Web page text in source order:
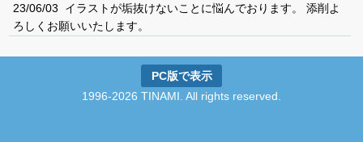
23/06/03 イラストが垢抜けないことに悩んでおります。 添削よ
ろしくお願いいたします。
PC版で表示
1996-2026 TINAMI. All rights reserved.